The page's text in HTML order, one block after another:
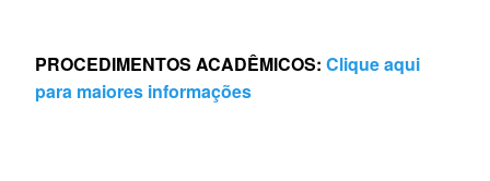
PROCEDIMENTOS ACADÊMICOS:Clique aqui
para maiores informações